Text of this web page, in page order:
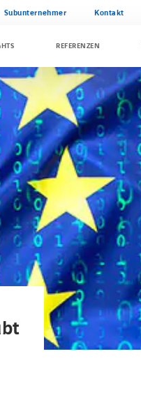
Subunternehmer Kontakt
REFERENZEN